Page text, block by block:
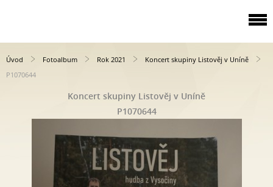
Úvod Fotoalbum Rok 2021
Koncert skupiny Listověj v Uníně
P1070644
Koncert skupiny Listověj v Uníně
P1070644